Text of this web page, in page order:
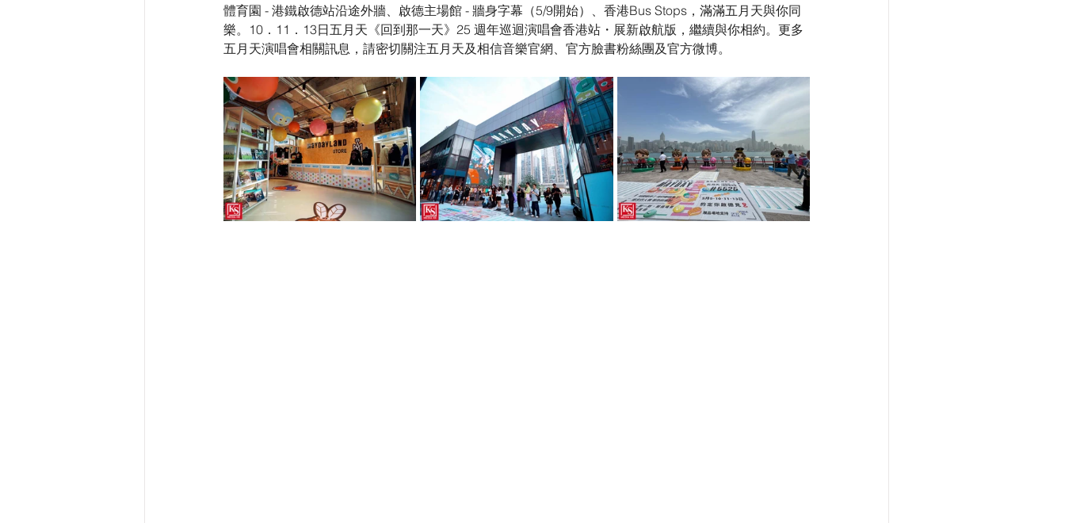
體育園 - 港鐵啟德站沿途外牆、啟德主場館 - 牆身字幕（5/9開始）、香港Bus Stops，滿滿五月天與你同
樂。10．11．13日五月天《回到那一天》25 週年巡迴演唱會香港站・展新啟航版，繼續與你相約。更多
五月天演唱會相關訊息，請密切關注五月天及相信音樂官網、官方臉書粉絲團及官方微博。